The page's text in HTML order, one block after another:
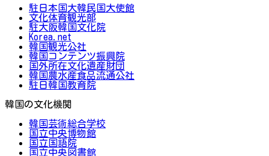
駐日本国大韓民国大使館
文化体育観光部
駐大阪韓国文化院
Korea.net
韓国観光公社
韓国コンテンツ振興院
国外所在文化遺産財団
韓国農水産食品流通公社
駐日韓国教育院
韓国の文化機関
韓国芸術総合学校
国立中央博物館
国立国語院
国立中央図書館